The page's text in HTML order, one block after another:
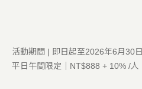
活動期間 | 即日起至2026年6月30日
平日午間限定｜NT$888 + 10% /人